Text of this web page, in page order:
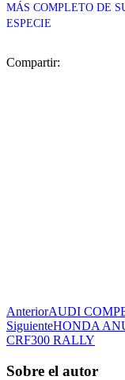
MÁS COMPLETO DE
ESPECIE
Compartir:
AnteriorAUDI
SiguienteHONDA
CRF300 RALLY
Sobre el autor